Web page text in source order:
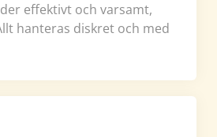
effektivt och varsamt,
hanteras diskret och med